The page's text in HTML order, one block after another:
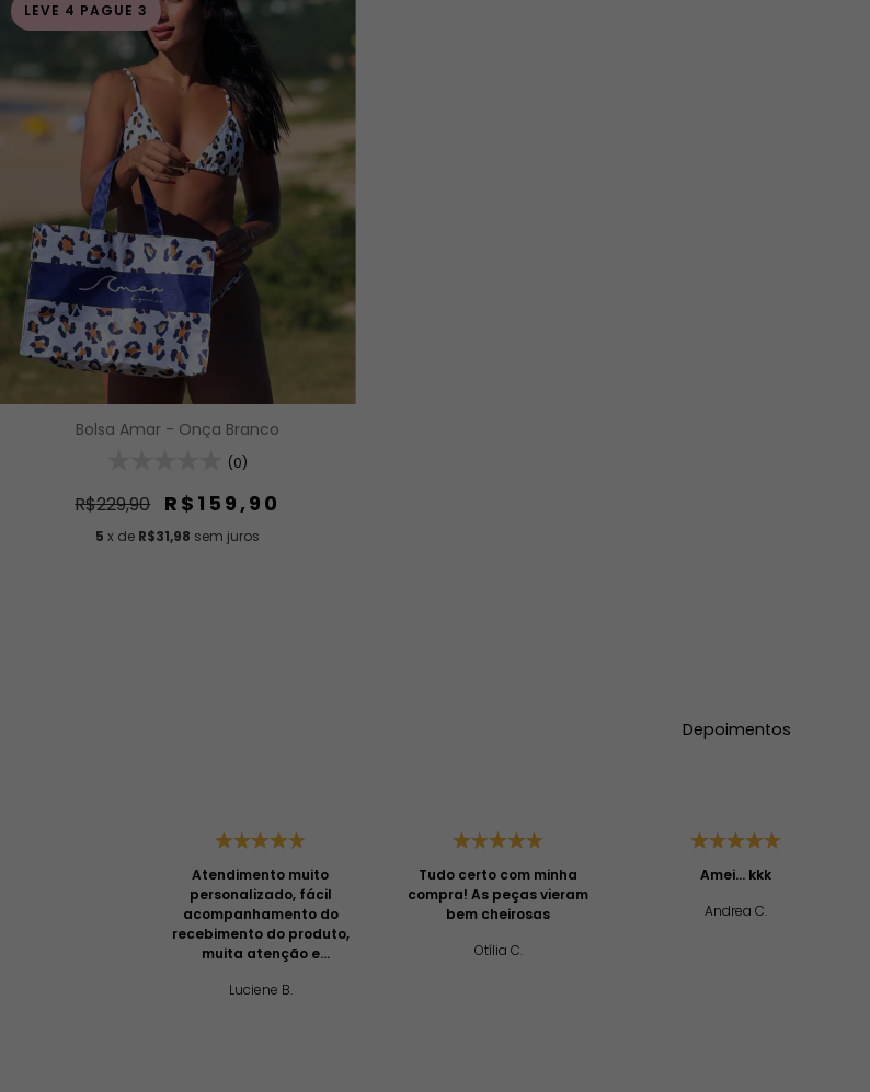
LEVE 4 PAGUE 3
Bolsa Amar - Onça Branco
(0)
R$229,90 R$159,90
5 x de R$31,98 sem juros
Depoimentos
Atendimento muito
personalizado, fácil
acompanhamento do
recebimento do produto,
muita atenção e
Luciene B.
Tudo certo com minha
compra! As peças vieram
bem cheirosas
Otília C.
Amei... kkk
Andrea C.